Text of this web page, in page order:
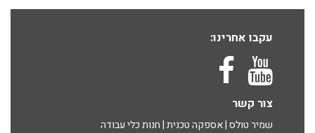
מק"ט B000730120
מפתח פתוח פתוח זוויתי 13 מ"מ דגם 73
מק"ט B000730130
מפתח פתוח פתוח זוויתי 14 מ"מ דגם 73
עקבו אחרינו:
צור קשר
שמיר טולס | אספקה טכנית | חנות כלי עבודה